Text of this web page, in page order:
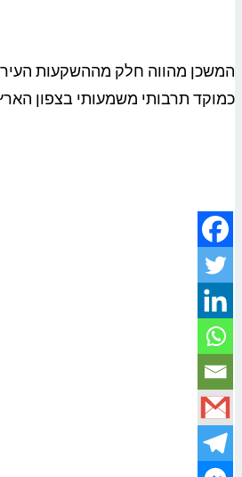
המשכן מהווה חלק מההשקעות
כמוקד תרבותי משמעותי בצפון